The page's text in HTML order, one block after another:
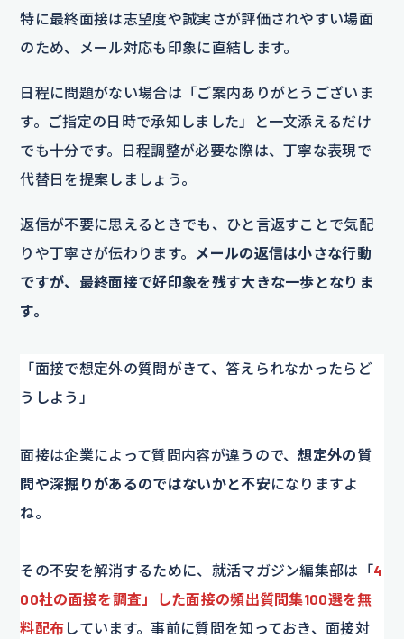
特に最終面接は志望度や誠実さが評価されやすい場面
のため、メール対応も印象に直結します。
日程に問題がない場合は「ご案内ありがとうございま
す。ご指定の日時で承知しました」と一文添えるだけ
でも十分です。日程調整が必要な際は、丁寧な表現で
代替日を提案しましょう。
返信が不要に思えるときでも、ひと言返すことで気配
りや丁寧さが伝わります。 メールの返信は小さな行動
ですが、最終面接で好印象を残す大きな一歩となりま
す。
「面接で想定外の質問がきて、答えられなかったらど
うしよう」
面接は企業によって質問内容が違うので、想定外の質
問や深掘りがあるのではないかと不安になりますよ
ね。
その不安を解消するために、就活マガジン編集部は「4
00社の面接を調査」した面接の頻出質問集100選を無
料配布 しています。事前に質問を知っておき、面接対